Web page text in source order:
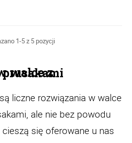
1-5 z 5 pozycji
i prusakami
liczne rozwiązania w walce
ale nie bez powodu
się oferowane u nas